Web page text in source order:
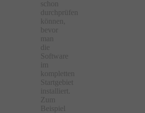
schon
durchprüfen
können,
bevor
man
die
Software
im
kompletten
Startgebiet
installiert.
Zum
Beispiel